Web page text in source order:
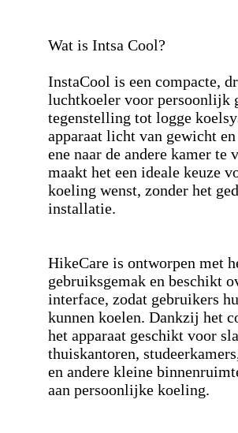
Wat is Intsa Cool?
InstaCool is een compacte,
luchtkoeler voor persoonlijk
tegenstelling tot logge
apparaat licht van gewicht
ene naar de andere kamer te
maakt het een ideale keuze
koeling wenst, zonder het
installatie.
HikeCare is ontworpen met
gebruiksgemak en beschikt
interface, zodat gebruikers
kunnen koelen. Dankzij het
het apparaat geschikt voor
thuiskantoren,
en andere kleine
aan persoonlijke koeling.